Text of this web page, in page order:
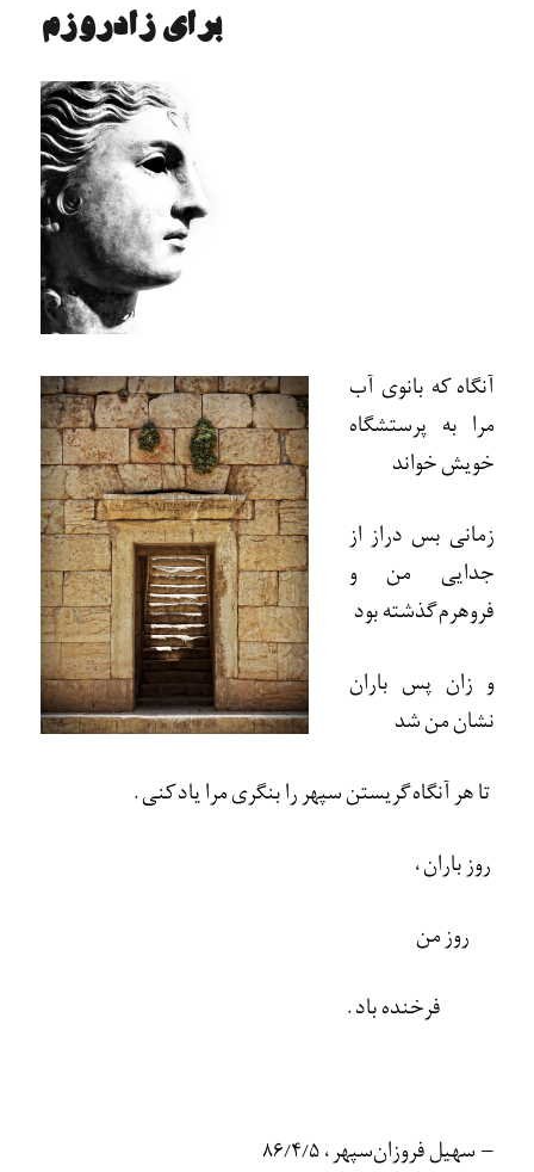
ﺑراى زادروزم
آنگاه که بانوی آب
مرا به پرستشگاه
خويش خواند
زمانی بس دراز از
جدايی من و
فروهرم گذشته بود
و زان پس باران
نشان من شد
تا هر آنگاه گريستن سپهر را بنگری مرا ياد کنی.
روز باران،
روز من
فرخنده باد.
– سهيل فروزان‌سپهر، 86/4/5